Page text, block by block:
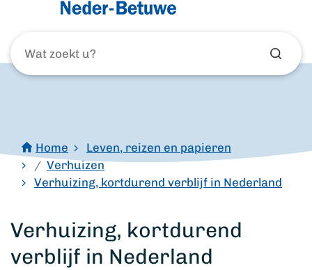
zoekt
u?
Home
Leven, reizen en papieren
Verhuizen
Verhuizing, kortdurend verblijf in Nederland
Verhuizing, kortdurend
verblijf in Nederland